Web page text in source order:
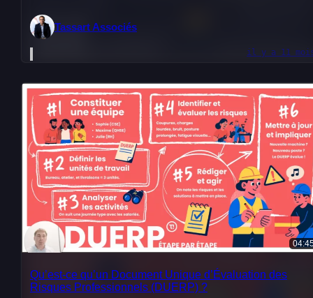
Tassart Associés
il y a 11
Qu’est-ce qu’un Document Unique d’Évaluation des
Risques Professionnels (DUERP) ?